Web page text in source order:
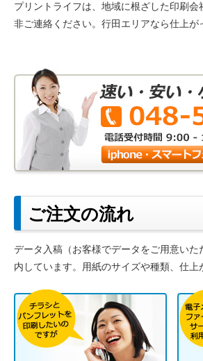
プリントライフは、地域に根ざした印刷
非ご連絡ください。行田エリアなら仕上
ご注文の流れ
データ入稿（お客様でデータをご用意い
内しています。用紙のサイズや種類、仕